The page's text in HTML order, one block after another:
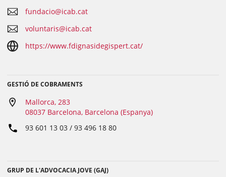
fundacio@icab.cat
voluntaris@icab.cat
https://www.fdignasidegispert.cat/
GESTIÓ DE COBRAMENTS
Mallorca, 283
08037 Barcelona, Barcelona (Espanya)
93 601 13 03 / 93 496 18 80
GRUP DE L'ADVOCACIA JOVE (GAJ)